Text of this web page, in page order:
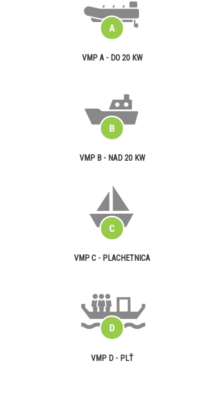
VMP A - DO 20 KW
VMP B - NAD 20 KW
VMP C - PLACHETNICA
VMP D - PLŤ